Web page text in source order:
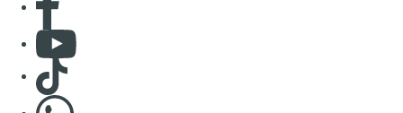
Consulter Youtube
Consulter TikTok